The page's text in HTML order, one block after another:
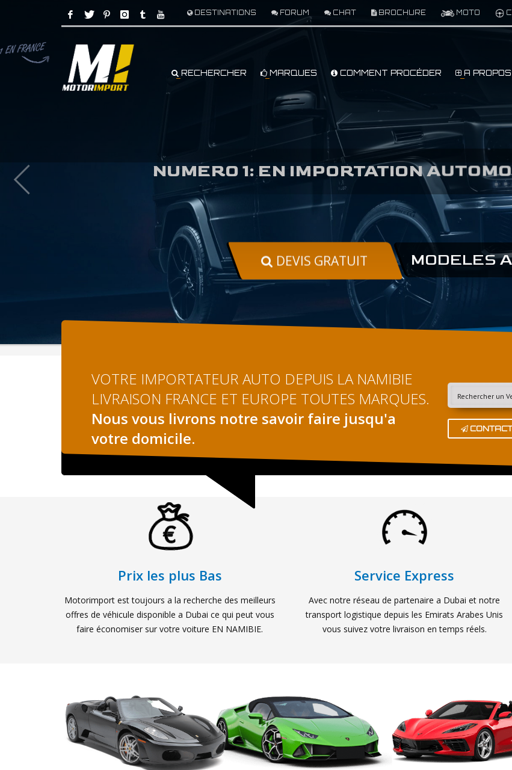
DESTINATIONS FORUM CHAT BROCHURE MOTO
RECHERCHER MARQUES COMMENT PROCÉDER A PROPOS
NUMERO 1: EN IMPORTATION
MODELES
DEVIS GRATUIT
VOTRE IMPORTATEUR AUTO DEPUIS LA NAMIBIE
LIVRAISON FRANCE ET EUROPE TOUTES MARQUES.
Nous vous livrons notre savoir faire jusqu'a
votre domicile.
Prix les plus Bas
Motorimport est toujours a la recherche des meilleurs
offres de véhicule disponible a Dubai ce qui peut vous
faire économiser sur votre voiture EN NAMIBIE.
Service Express
Avec notre réseau de partenaire a Dubai et notre
transport logistique depuis les Emirats Arabes Unis
vous suivez votre livraison en temps réels.